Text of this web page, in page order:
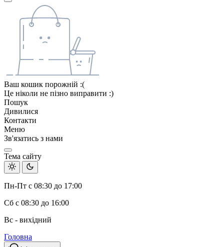
Ваш кошик порожній :(
Це ніколи не пізно виправити :)
Пошук
Дивилися
Контакти
Меню
Зв'язатись з нами
Тема сайту
Пн-Пт с 08:30 до 17:00
Сб с 08:30 до 16:00
Вс - вихідний
Головна